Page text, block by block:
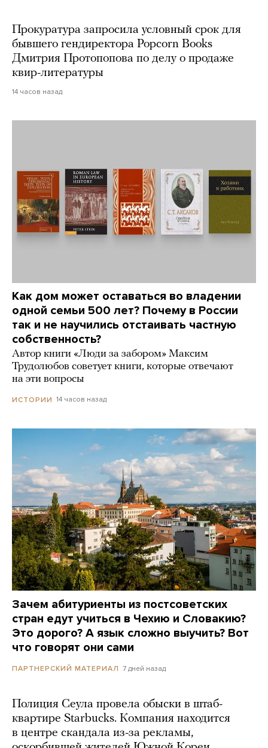
Прокуратура запросила условный срок для
бывшего гендиректора Popcorn Books
Дмитрия Протопопова по делу о продаже
квир-литературы
14 часов назад
Как дом может оставаться во владении
одной семьи 500 лет? Почему в России
так и не научились отстаивать частную
собственность?
Автор книги «Люди за забором» Максим
Трудолюбов советует книги, которые отвечают
на эти вопросы
ИСТОРИИ 14 часов назад
Зачем абитуриенты из постсоветских
стран едут учиться в Чехию и Словакию?
Это дорого? А язык сложно выучить? Вот
что говорят они сами
ПАРТНЕРСКИЙ МАТЕРИАЛ 7 дней назад
Полиция Сеула провела обыски в штаб-
квартире Starbucks. Компания находится
в центре скандала из-за рекламы,